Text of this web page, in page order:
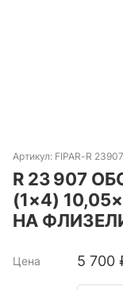
Артикул: FIPAR-R 23907
R 23 907
(1×4)
НА
Цена 5 700